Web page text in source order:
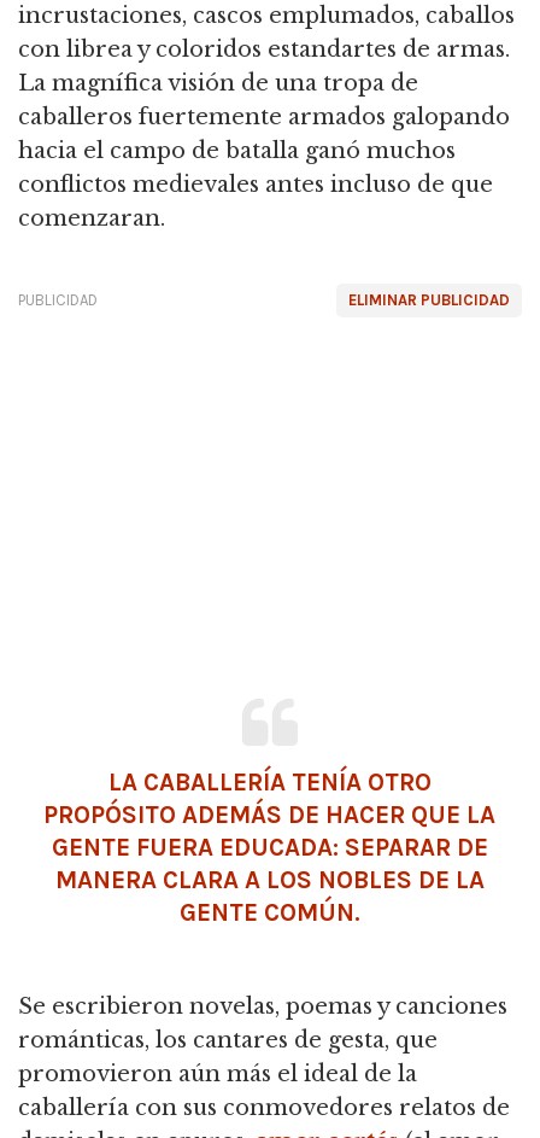
incrustaciones, cascos emplumados, caballos
con librea y coloridos estandartes de armas.
La magnífica visión de una tropa de
caballeros fuertemente armados galopando
hacia el campo de batalla ganó muchos
conflictos medievales antes incluso de que
comenzaran.
ELIMINAR PUBLICIDAD
PUBLICIDAD
LA CABALLERÍA TENÍA OTRO
PROPÓSITO ADEMÁS DE HACER QUE LA
GENTE FUERA EDUCADA: SEPARAR DE
MANERA CLARA A LOS NOBLES DE LA
GENTE COMÚN.
Se escribieron novelas, poemas y canciones
románticas, los cantares de gesta, que
promovieron aún más el ideal de la
caballería con sus conmovedores relatos de